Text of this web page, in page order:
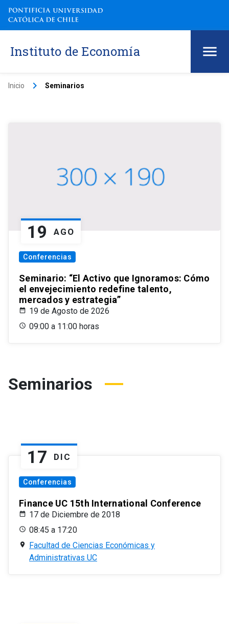
Instituto de Economía
Inicio keyboard_arrow_right Seminarios
19 AGO
Conferencias
Seminario: “El Activo que Ignoramos: Cómo
el envejecimiento redefine talento,
mercados y estrategia”
19 de Agosto de 2026
09:00 a 11:00 horas
Seminarios
17 DIC
Conferencias
Finance UC 15th International Conference
17 de Diciembre de 2018
08:45 a 17:20
Facultad de Ciencias Económicas y
Administrativas UC